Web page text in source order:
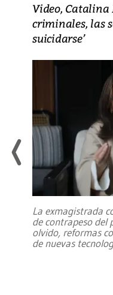
Video, Catalina
criminales, las
suicidarse’
La exmagistrada
de contrapeso del
olvido, reformas
de nuevas